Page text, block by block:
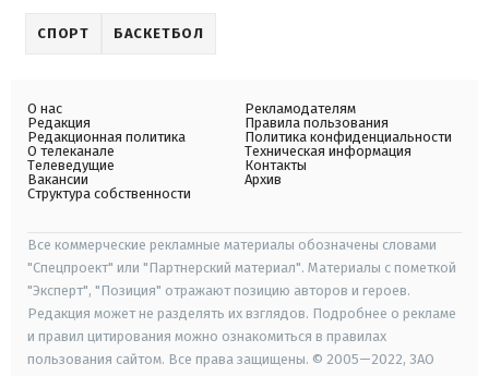
СПОРТ БАСКЕТБОЛ
О нас
Редакция
Редакционная политика
О телеканале
Телеведущие
Вакансии
Структура собственности
Рекламодателям
Правила пользования
Политика конфиденциальности
Техническая информация
Контакты
Архив
Все коммерческие рекламные материалы обозначены словами
"Спецпроект" или "Партнерский материал". Материалы с пометкой
"Эксперт", "Позиция" отражают позицию авторов и героев.
Редакция может не разделять их взглядов. Подробнее о рекламе
и правил цитирования можно ознакомиться в правилах
пользования сайтом. Все права защищены. © 2005—2022, ЗАО